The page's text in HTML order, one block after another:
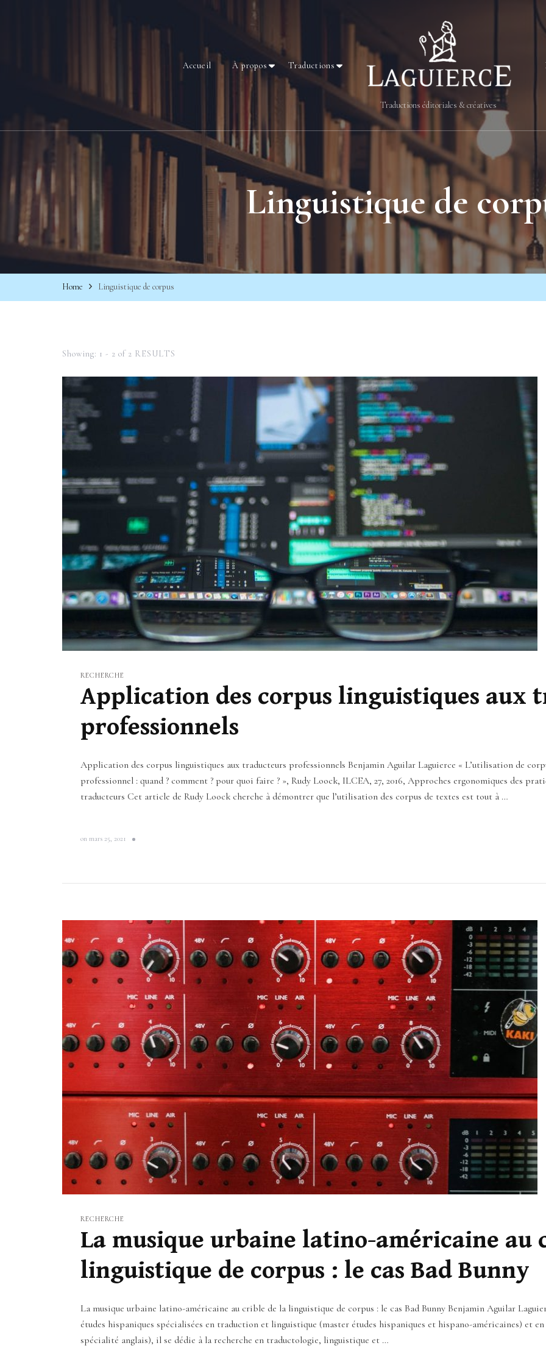
Accueil À propos Traductions
Traductions éditoriales & créatives
Linguistique de
Home Linguistique de corpus
Showing: 1 - 2 of 2 RESULTS
RECHERCHE
Application des corpus linguistiques aux
professionnels
Application des corpus linguistiques aux traducteurs professionnels Benjamin Aguilar Laguierce « L’utilisation de
professionnel : quand ? comment ? pour quoi faire ? », Rudy Loock, ILCEA, 27, 2016, Approches ergonomiques des
traducteurs Cet article de Rudy Loock cherche à démontrer que l’utilisation des corpus de textes est tout à …
on mars 25, 2021
RECHERCHE
La musique urbaine latino-américaine au
linguistique de corpus : le cas Bad Bunny
La musique urbaine latino-américaine au crible de la linguistique de corpus : le cas Bad Bunny Benjamin Aguilar
études hispaniques spécialisées en traduction et linguistique (master études hispaniques et hispano-américaines) et
spécialité anglais), il se dédie à la recherche en traductologie, linguistique et …